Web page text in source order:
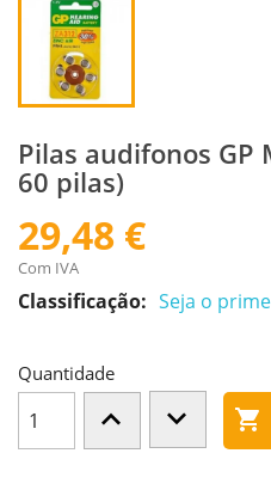
Pilas audifonos GP
60 pilas)
29,48 €
Com IVA
Classificação: Seja o
Quantidade
